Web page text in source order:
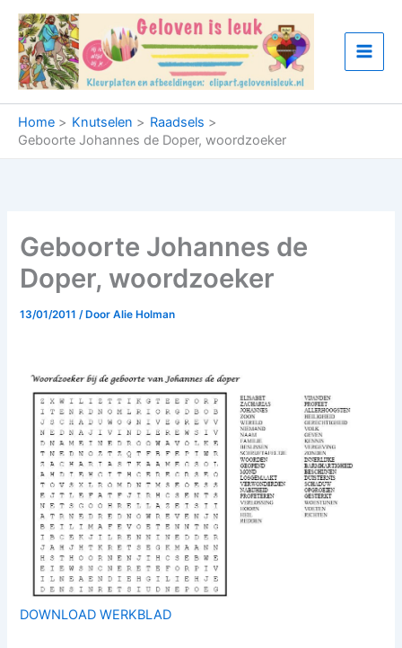
naar
inhoud
Home Knutselen
Raadsels
Geboorte Johannes de Doper, woordzoeker
Geboorte Johannes de
Doper, woordzoeker
13/01/2011/ DoorAlie Holman
DOWNLOAD WERKBLAD